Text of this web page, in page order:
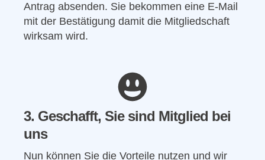
Antrag absenden. Sie bekommen eine E-Mail
mit der Bestätigung damit die Mitgliedschaft
wirksam wird.
3. Geschafft, Sie sind Mitglied bei
uns
Nun können Sie die Vorteile nutzen und wir